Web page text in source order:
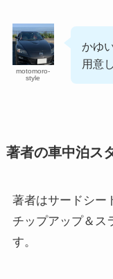
motomoro-
style
かゆ
用意
著者の車中泊ス
著者はサードシー
チップアップ＆ス
す。